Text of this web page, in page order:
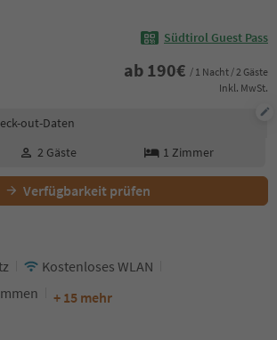
Südtirol Guest Pass
ab 190€ / 1 Nacht / 2 Gäste
Inkl. MwSt.
out-Daten
2 Gäste 1 Zimmer
Verfügbarkeit prüfen
Kostenloses WLAN
+ 15 mehr